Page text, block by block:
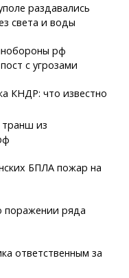
раздавались
света и воды
рф
с угрозами
КНДР: что известно
транш из
БПЛА пожар на
поражении ряда
ответственным за